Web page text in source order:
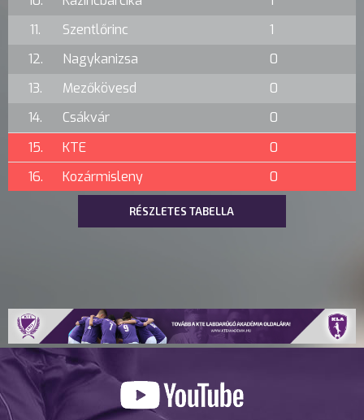
11.
Szentlőrinc
1
12.
Nagykanizsa
0
13.
Mezőkövesd
0
14.
Csákvár
0
15.
KTE
0
16.
Kozármisleny 0
RÉSZLETES TABELLA